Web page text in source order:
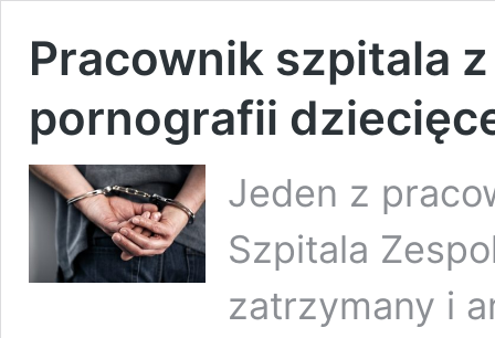
Pracownik szpitala
pornografii
Jeden z
Szpitala
zatrzymany i